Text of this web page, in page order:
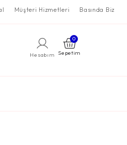
Müşteri Hizmetleri Basında Biz
Hesabım
0